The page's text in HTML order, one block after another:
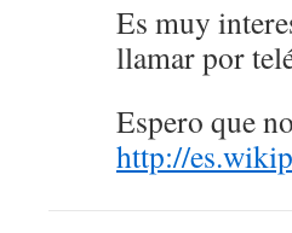
Es muy
llamar por
Espero que
http://